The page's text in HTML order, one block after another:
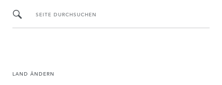
SEITE DURCHSUCHEN
LAND ÄNDERN